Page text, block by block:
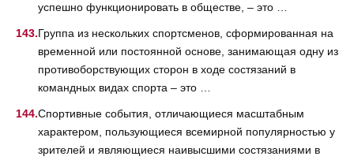
успешно функционировать в обществе, – это …
Группа из нескольких спортсменов, сформированная на
временной или постоянной основе, занимающая одну из
противоборствующих сторон в ходе состязаний в
командных видах спорта – это …
Спортивные события, отличающиеся масштабным
характером, пользующиеся всемирной популярностью у
зрителей и являющиеся наивысшими состязаниями в